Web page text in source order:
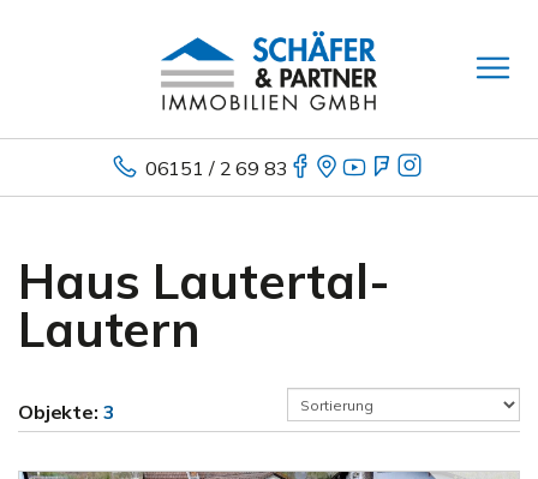
06151 / 2 69 83
Haus Lautertal-
Lautern
Objekte: 3